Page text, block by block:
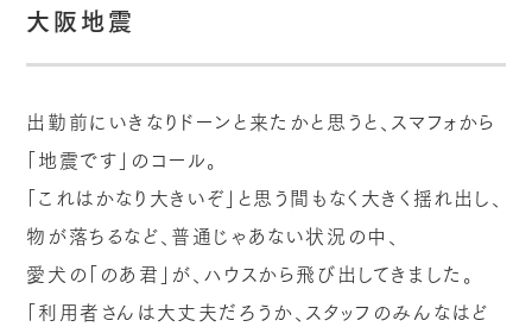
大阪地震
出勤前にいきなりドーンと来たかと思うと、スマフォから
「地震です」のコール。
「これはかなり大きいぞ」と思う間もなく大きく揺れ出し、
物が落ちるなど、普通じゃあない状況の中、
愛犬の「のあ君」が、ハウスから飛び出してきました。
「利用者さんは大丈夫だろうか、スタッフのみんなはど